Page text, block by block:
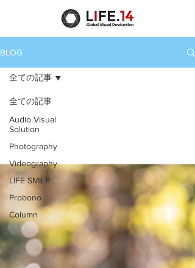
BLOG
全ての記事
Audio Visual
Solution
Photography
Videography
LIFE SMILE
Probono
Column
全ての記事